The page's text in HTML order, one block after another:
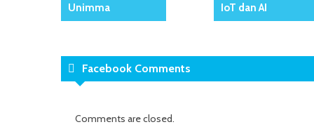
Unimma
IoT dan AI
Facebook Comments
Comments are closed.